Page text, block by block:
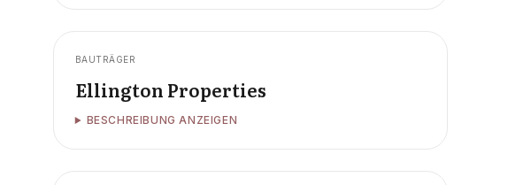
BAUTRÄGER
Ellington Properties
BESCHREIBUNG ANZEIGEN